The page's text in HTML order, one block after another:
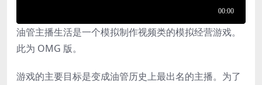
油管主播生活是一个模拟制作视频类的模拟经营游戏。
此为 OMG 版。
游戏的主要目标是变成油管历史上最出名的主播。为了